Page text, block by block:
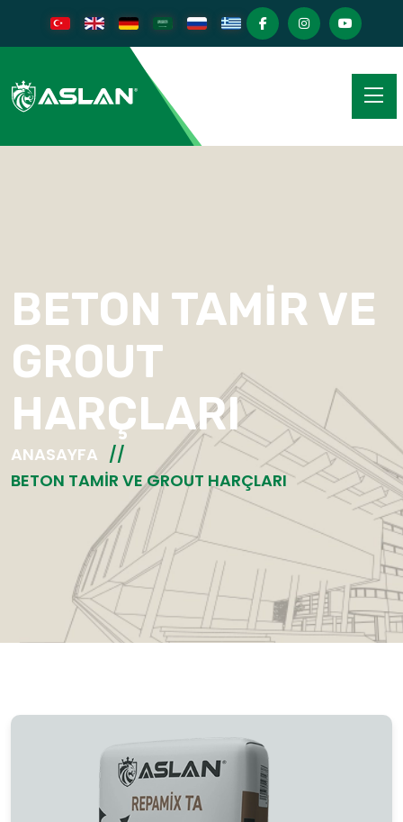
BETON TAMIR VE
GROUT
HARÇLARI
ANASAYFA
BETON TAMIR VE GROUT HARÇLARI